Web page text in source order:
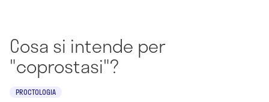
Cosa si intende per
"coprostasi"?
PROCTOLOGIA